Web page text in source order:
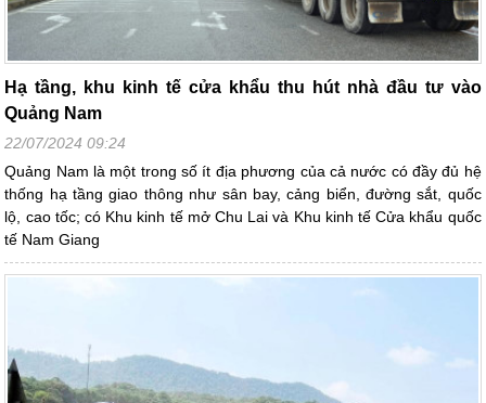
Hạ tầng, khu kinh tế cửa khẩu thu hút nhà đầu tư vào
Quảng Nam
22/07/2024 09:24
Quảng Nam là một trong số ít địa phương của cả nước có đầy đủ hệ
thống hạ tầng giao thông như sân bay, cảng biển, đường sắt, quốc
lộ, cao tốc; có Khu kinh tế mở Chu Lai và Khu kinh tế Cửa khẩu quốc
tế Nam Giang